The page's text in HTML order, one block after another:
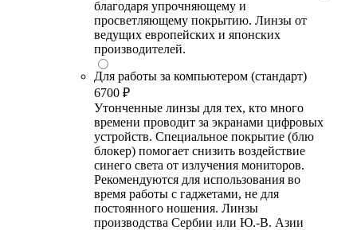
благодаря упрочняющему и
просветляющему покрытию. Линзы от
ведущих европейских и японских
производителей.
Для работы за компьютером (стандарт)
6700 ₽
Утонченные линзы для тех, кто много
времени проводит за экранами цифровых
устройств. Специальное покрытие (блю
блокер) помогает снизить воздействие
синего света от излучения мониторов.
Рекомендуются для использования во
время работы с гаджетами, не для
постоянного ношения. Линзы
производства Сербии или Ю.-В. Азии